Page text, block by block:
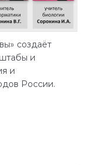
создаёт
и
и
России.